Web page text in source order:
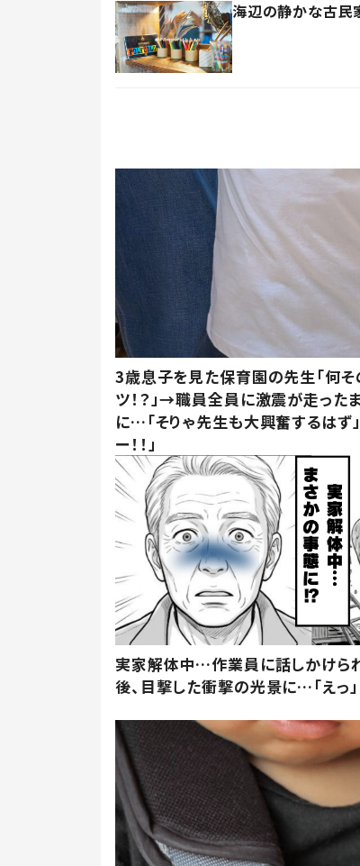
海辺の静かな古民
3歳息子を見た保育園の先生「何そ
ツ！？」→職員全員に激震が走った
に…「そりゃ先生も大興奮するはず
ー！！」
実家解体中…作業員に話しかけら
後、目撃した衝撃の光景に…「えっ」